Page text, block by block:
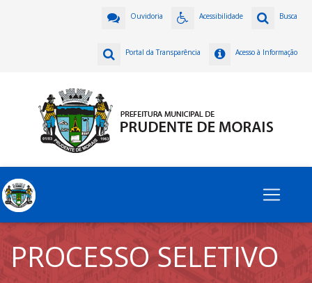
Busca
Acessibilidade
Ouvidoria
Acesso à Informação
Portal da Transparência
PROCESSO SELETIVO